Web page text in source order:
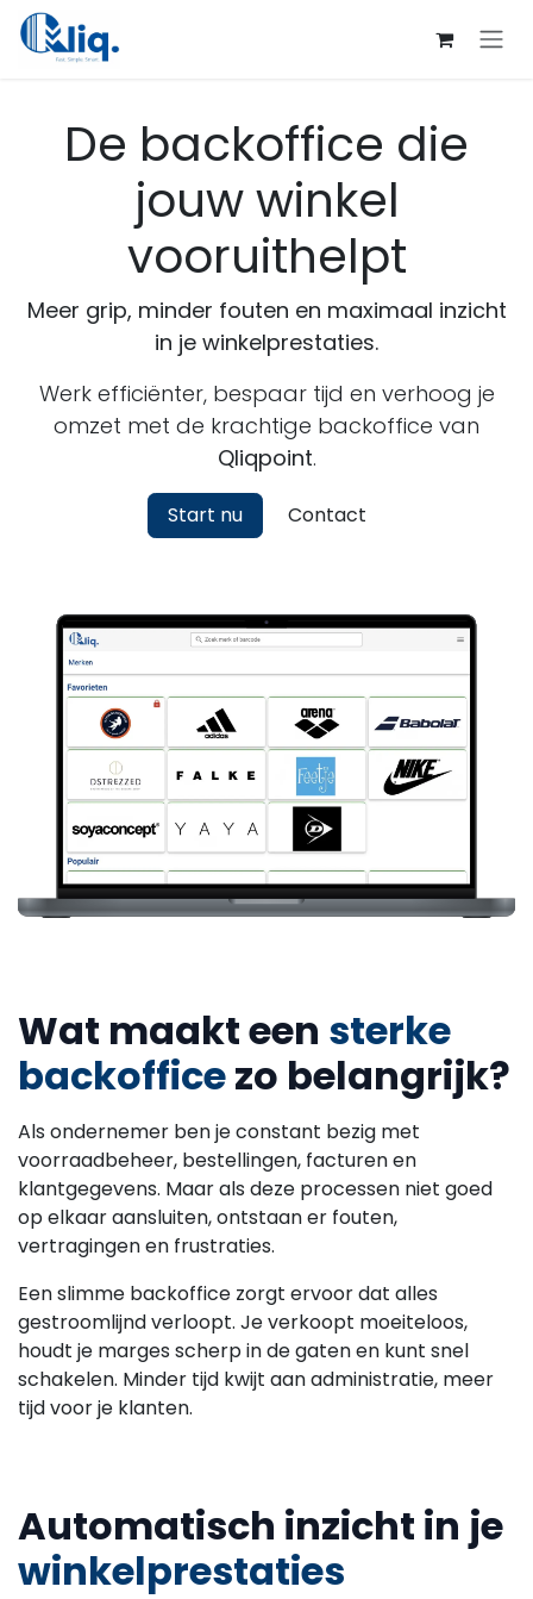
Overslaan naar inhoud
De backoffice die
jouw winkel
vooruithelpt
Meer grip, minder fouten en maximaal inzicht
in je winkelprestaties.
Werk efficiënter, bespaar tijd en verhoog je
omzet met de krachtige backoffice van
Qliqpoint.
Start nu Contact
Wat maakt een sterke
backofficezo belangrijk?
Als ondernemer ben je constant bezig met
voorraadbeheer, bestellingen, facturen en
klantgegevens. Maar als deze processen niet goed
op elkaar aansluiten, ontstaan er fouten,
vertragingen en frustraties.
Een slimme backoffice zorgt ervoor dat alles
gestroomlijnd verloopt. Je verkoopt moeiteloos,
houdt je marges scherp in de gaten en kunt snel
schakelen. Minder tijd kwijt aan administratie, meer
tijd voor je klanten.
Automatisch inzicht in je
winkelprestaties